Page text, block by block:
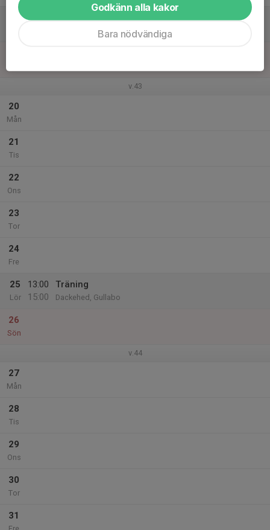
v.43
20
Mån
21
Tis
22
Ons
23
Tor
24
Fre
25
Lör
13:00
15:00
Träning
Dackehed, Gullabo
26
Sön
v.44
27
Mån
28
Tis
29
Ons
30
Tor
31
Godkänn alla kakor
Bara nödvändiga